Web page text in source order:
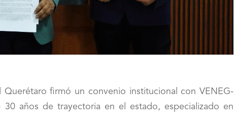
firmó un convenio institucional con VENEG-
30 años de trayectoria en el estado, especializado en